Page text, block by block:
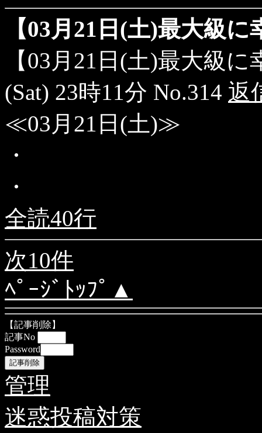
【03月21日(土)最大級
【03月21日(土)最大級
(Sat) 23時11分 No.314 返
≪03月21日(土)≫
・
・
全読40行
次10件
ﾍﾟｰｼﾞﾄｯﾌﾟ▲
【記事削除】
記事No
Password
管理
迷惑投稿対策